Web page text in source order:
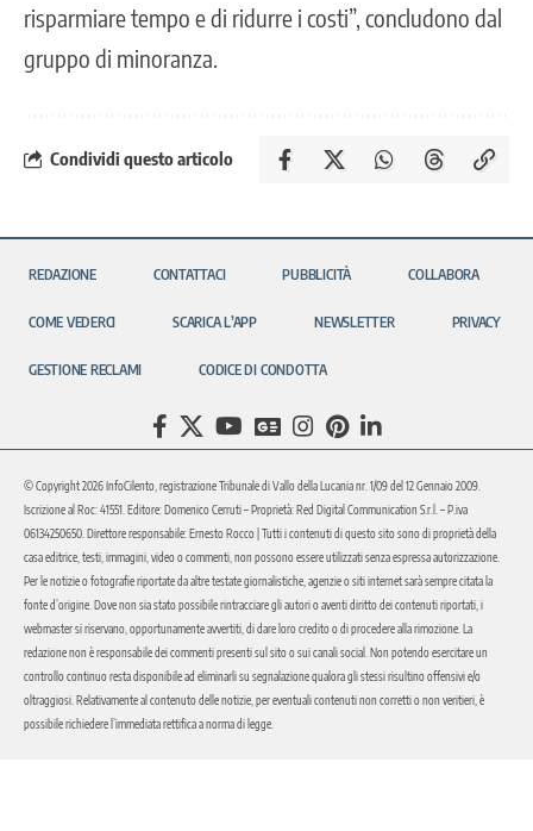
risparmiare tempo e di ridurre i costi”, concludono dal
gruppo di minoranza.
Condividi questo articolo
REDAZIONE CONTATTACI PUBBLICITÀ COLLABORA
COME VEDERCI SCARICA L’APP NEWSLETTER PRIVACY
GESTIONE RECLAMI CODICE DI CONDOTTA
© Copyright 2026 InfoCilento, registrazione Tribunale di Vallo della Lucania nr. 1/09 del 12 Gennaio 2009.
Iscrizione al Roc: 41551. Editore: Domenico Cerruti – Proprietà: Red Digital Communication S.r.l. – P.iva
06134250650. Direttore responsabile: Ernesto Rocco | Tutti i contenuti di questo sito sono di proprietà della
casa editrice, testi, immagini, video o commenti, non possono essere utilizzati senza espressa autorizzazione.
Per le notizie o fotografie riportate da altre testate giornalistiche, agenzie o siti internet sarà sempre citata la
fonte d’origine. Dove non sia stato possibile rintracciare gli autori o aventi diritto dei contenuti riportati, i
webmaster si riservano, opportunamente avvertiti, di dare loro credito o di procedere alla rimozione. La
redazione non è responsabile dei commenti presenti sul sito o sui canali social. Non potendo esercitare un
controllo continuo resta disponibile ad eliminarli su segnalazione qualora gli stessi risultino offensivi e/o
oltraggiosi. Relativamente al contenuto delle notizie, per eventuali contenuti non corretti o non veritieri, è
possibile richiedere l’immediata rettifica a norma di legge.